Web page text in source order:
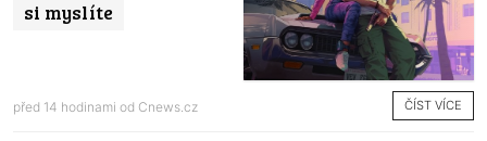
si myslíte
před 14 hodinami od Cnews.cz ČÍST VÍCE